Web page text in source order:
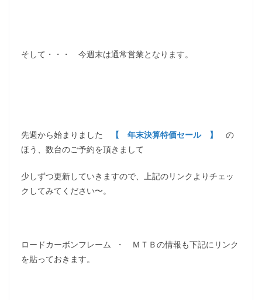
そして・・・ 今週末は通常営業となります。
先週から始まりました 【 年末決算特価セール 】
の
ほう、数台のご予約を頂きまして
少しずつ更新していきますので、上記のリンクよりチェッ
クしてみてください〜。
ロードカーボンフレーム ・ ＭＴＢの情報も下記にリンク
を貼っておきます。